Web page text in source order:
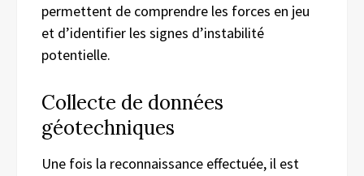
permettent de comprendre les forces en jeu
et d’identifier les signes d’instabilité
potentielle.
Collecte de données
géotechniques
Une fois la reconnaissance effectuée, il est